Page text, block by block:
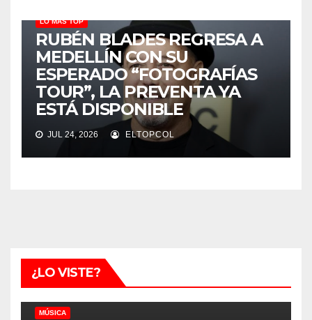
LO MÁS TOP
RUBÉN BLADES REGRESA A
MEDELLÍN CON SU
ESPERADO “FOTOGRAFÍAS
TOUR”, LA PREVENTA YA
ESTÁ DISPONIBLE
JUL 24, 2026 ELTOPCOL
¿LO VISTE?
MÚSICA